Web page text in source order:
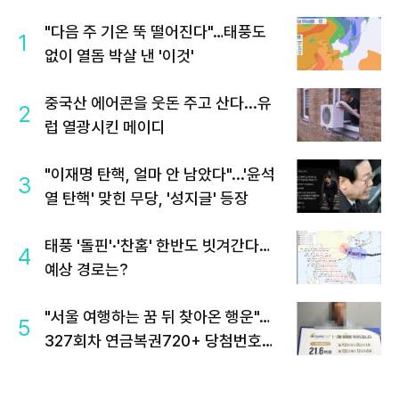
1
"다음 주 기온 뚝 떨어진다"…태풍도
없이 열돔 박살 낸 '이것'
2
중국산 에어콘을 웃돈 주고 산다...유
럽 열광시킨 메이디
3
"이재명 탄핵, 얼마 안 남았다"...'윤석
열 탄핵' 맞힌 무당, '성지글' 등장
4
태풍 '돌핀'·'찬홈' 한반도 빗겨간다…
예상 경로는?
5
"서울 여행하는 꿈 뒤 찾아온 행운"…
327회차 연금복권720+ 당첨번호조